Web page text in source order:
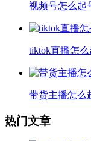
视频号怎么起
tiktok直播怎么
带货主播怎么
热门文章